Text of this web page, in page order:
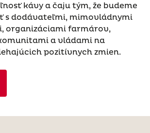
kávy a čaju tým, že budeme
s dodávateľmi, mimovládnymi
organizáciami farmárov,
a vládami na
pozitívnych zmien.